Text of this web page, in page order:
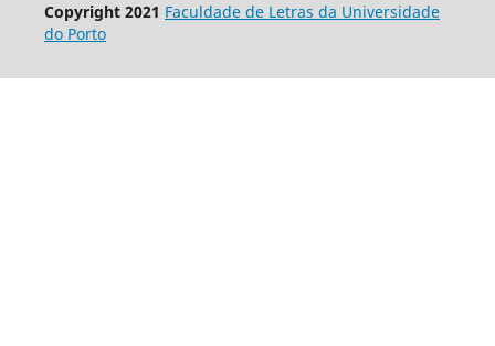
Copyright 2021 Faculdade de Letras da Universidade
do Porto